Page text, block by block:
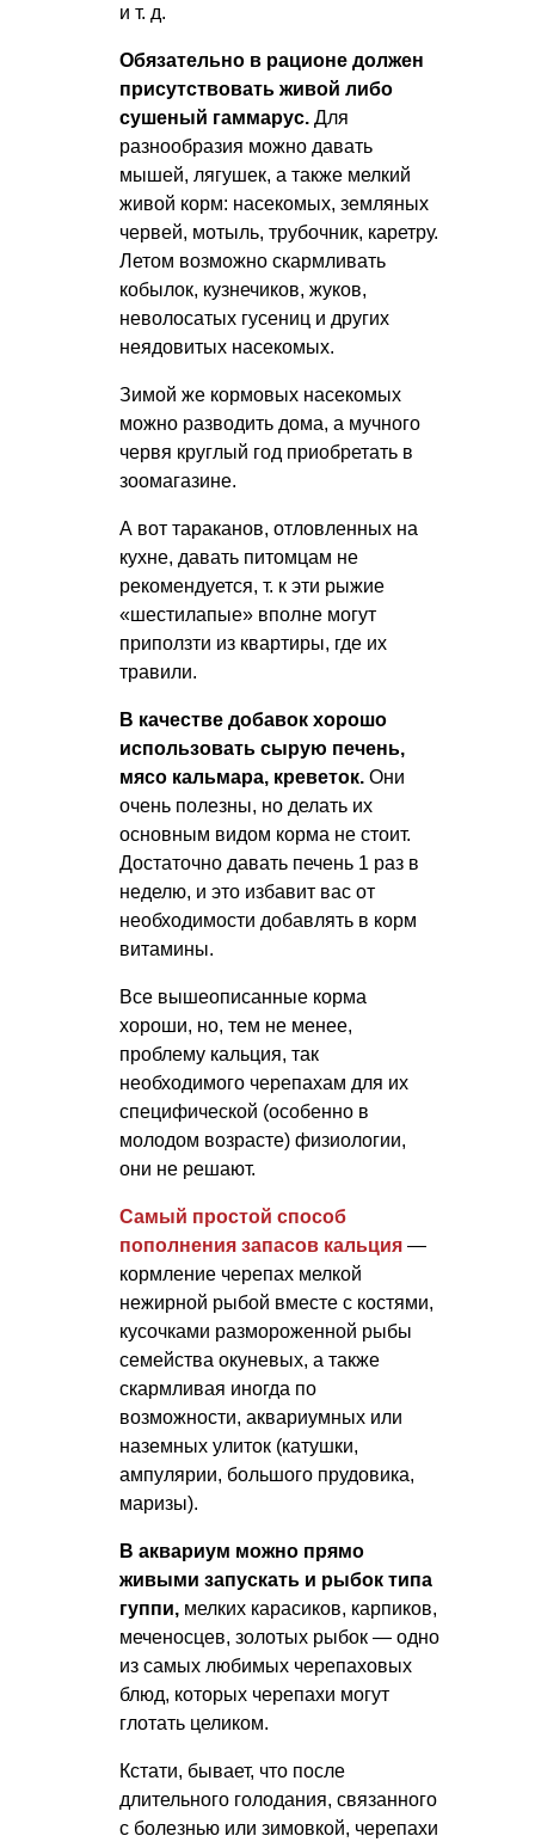
и т. д.
Обязательно в рационе должен
присутствовать живой либо
сушеный гаммарус. Для
разнообразия можно давать
мышей, лягушек, а также мелкий
живой корм: насекомых, земляных
червей, мотыль, трубочник, каретру.
Летом возможно скармливать
кобылок, кузнечиков, жуков,
неволосатых гусениц и других
неядовитых насекомых.
Зимой же кормовых насекомых
можно разводить дома, а мучного
червя круглый год приобретать в
зоомагазине.
А вот тараканов, отловленных на
кухне, давать питомцам не
рекомендуется, т. к эти рыжие
«шестилапые» вполне могут
приползти из квартиры, где их
травили.
В качестве добавок хорошо
использовать сырую печень,
мясо кальмара, креветок. Они
очень полезны, но делать их
основным видом корма не стоит.
Достаточно давать печень 1 раз в
неделю, и это избавит вас от
необходимости добавлять в корм
витамины.
Все вышеописанные корма
хороши, но, тем не менее,
проблему кальция, так
необходимого черепахам для их
специфической (особенно в
молодом возрасте) физиологии,
они не решают.
Самый простой способ
пополнения запасов кальция —
кормление черепах мелкой
нежирной рыбой вместе с костями,
кусочками размороженной рыбы
семейства окуневых, а также
скармливая иногда по
возможности, аквариумных или
наземных улиток (катушки,
ампулярии, большого прудовика,
маризы).
В аквариум можно прямо
живыми запускать и рыбок типа
гуппи, мелких карасиков, карпиков,
меченосцев, золотых рыбок — одно
из самых любимых черепаховых
блюд, которых черепахи могут
глотать целиком.
Кстати, бывает, что после
длительного голодания, связанного
с болезнью или зимовкой, черепахи